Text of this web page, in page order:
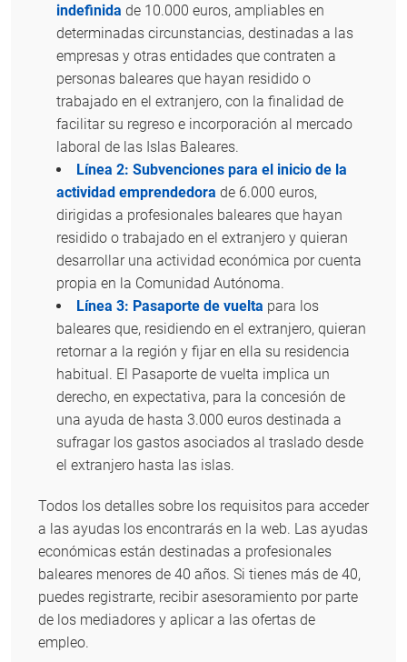
indefinida de 10.000 euros, ampliables en
determinadas circunstancias, destinadas a las
empresas y otras entidades que contraten a
personas baleares que hayan residido o
trabajado en el extranjero, con la finalidad de
facilitar su regreso e incorporación al mercado
laboral de las Islas Baleares.
Línea 2: Subvenciones para el inicio de la
actividad emprendedora de 6.000 euros,
dirigidas a profesionales baleares que hayan
residido o trabajado en el extranjero y quieran
desarrollar una actividad económica por cuenta
propia en la Comunidad Autónoma.
Línea 3: Pasaporte de vuelta para los
baleares que, residiendo en el extranjero, quieran
retornar a la región y fijar en ella su residencia
habitual. El Pasaporte de vuelta implica un
derecho, en expectativa, para la concesión de
una ayuda de hasta 3.000 euros destinada a
sufragar los gastos asociados al traslado desde
el extranjero hasta las islas.
Todos los detalles sobre los requisitos para acceder
a las ayudas los encontrarás en la web. Las ayudas
económicas están destinadas a profesionales
baleares menores de 40 años. Si tienes más de 40,
puedes registrarte, recibir asesoramiento por parte
de los mediadores y aplicar a las ofertas de
empleo.